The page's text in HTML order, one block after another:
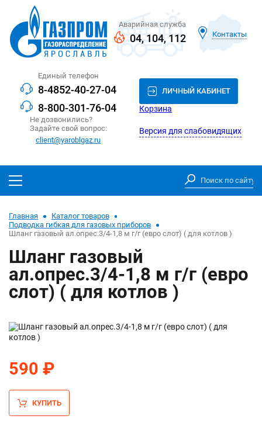
Аварийная служба
04,104,112 Контакты
Единый телефон
8-4852-40-27-04
8-800-301-76-04
Не дозвонились?
Задайте свой вопрос:
client@yaroblgaz.ru
ЛИЧНЫЙ КАБИНЕТ
Корзина
Версия для слабовидящих
Главная
Каталог товаров
Подводка гибкая для газовых приборов
Шланг газовый ал.опрес.3/4-1,8 м г/г (евро слот) ( для котлов )
Шланг газовый
ал.опрес.3/4-1,8 м г/г (евро
слот) ( для котлов )
590 ₽
КУПИТЬ